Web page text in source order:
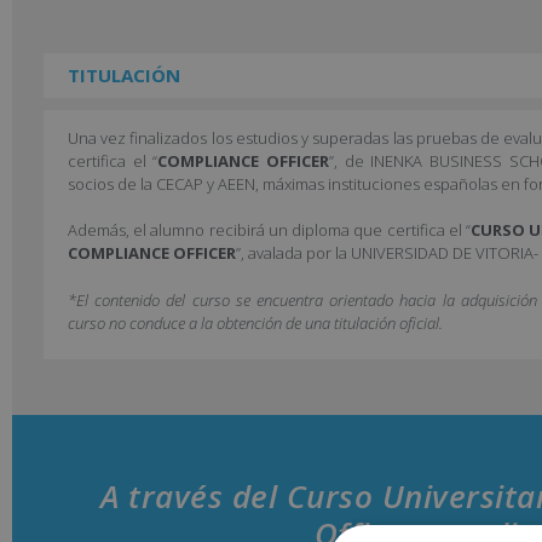
TITULACIÓN
Una vez finalizados los estudios y superadas las pruebas de
certifica el “COMPLIANCE OFFICER”, de INENKA BUSINESS
socios de la CECAP y AEEN, máximas instituciones españolas en
Además, el alumno recibirá un diploma que certifica el “CURSO
COMPLIANCE OFFICER”, avalada por la UNIVERSIDAD DE
*El contenido del curso se encuentra orientado hacia la
curso no conduce a la obtención de una titulación oficial.
A través del Curso